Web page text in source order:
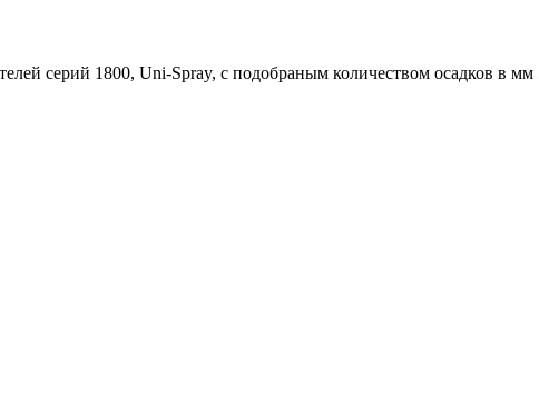
серий 1800, Uni-Spray, с подобраным количеством осадков в мм